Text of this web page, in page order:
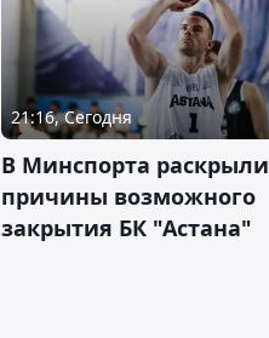
21:16, Сегодня
В Минспорта раскрыли
причины возможного
закрытия БК "Астана"